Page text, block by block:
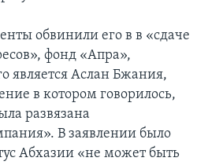
обвинили его в в «сдаче
фонд «Апра»,
является Аслан Бжания,
в котором говорилось,
развязана
В заявлении было
Абхазии «не может быть